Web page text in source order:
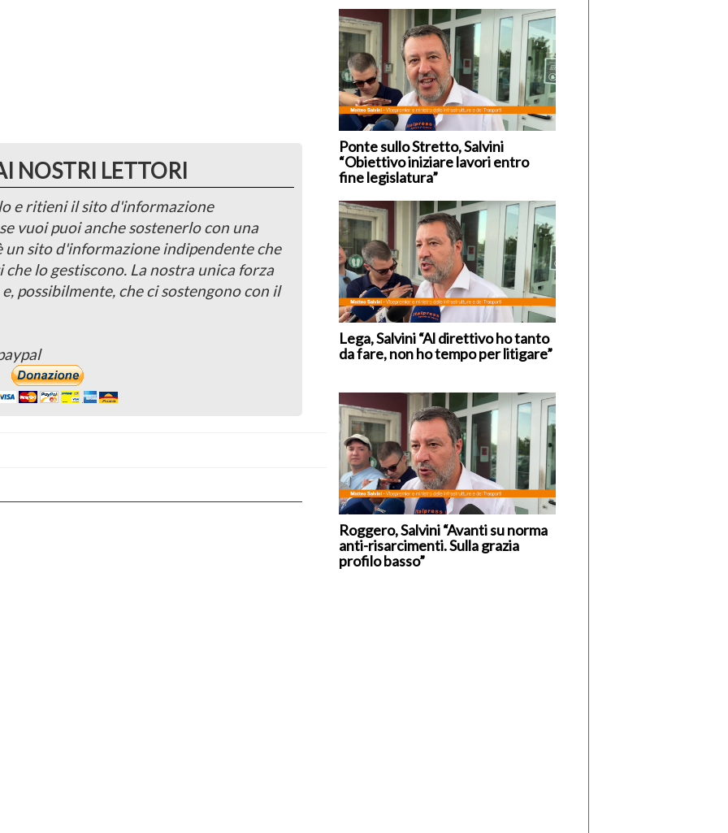
NOSTRI LETTORI
e ritieni il sito d'informazione
vuoi puoi anche sostenerlo con una
sito d'informazione indipendente che
lo gestiscono. La nostra unica forza
possibilmente, che ci sostengono con il
Ponte sullo Stretto, Salvini
“Obiettivo iniziare lavori entro
fine legislatura”
Lega, Salvini “Al direttivo ho tanto
da fare, non ho tempo per litigare”
Roggero, Salvini “Avanti su norma
anti-risarcimenti. Sulla grazia
profilo basso”